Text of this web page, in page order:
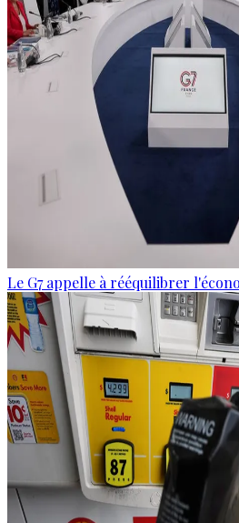
Le G7 appelle à rééquilibrer